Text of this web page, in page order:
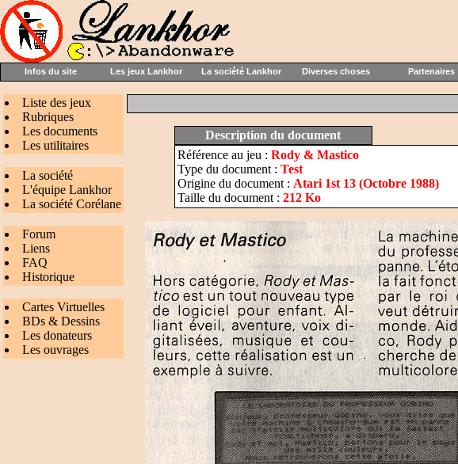
Infos du site Les jeux Lankhor La société Lankhor Diverses choses Partenaires
Liste des jeux
Rubriques
Les documents
Les utilitaires
La société
L'équipe Lankhor
La société Corélane
Forum
Liens
FAQ
Historique
Cartes Virtuelles
BDs & Dessins
Les donateurs
Les ouvrages
Description du document
Référence au jeu : Rody & Mastico
Type du document : Test
Origine du document : Atari 1st 13 (Octobre 1988)
Taille du document : 212 Ko